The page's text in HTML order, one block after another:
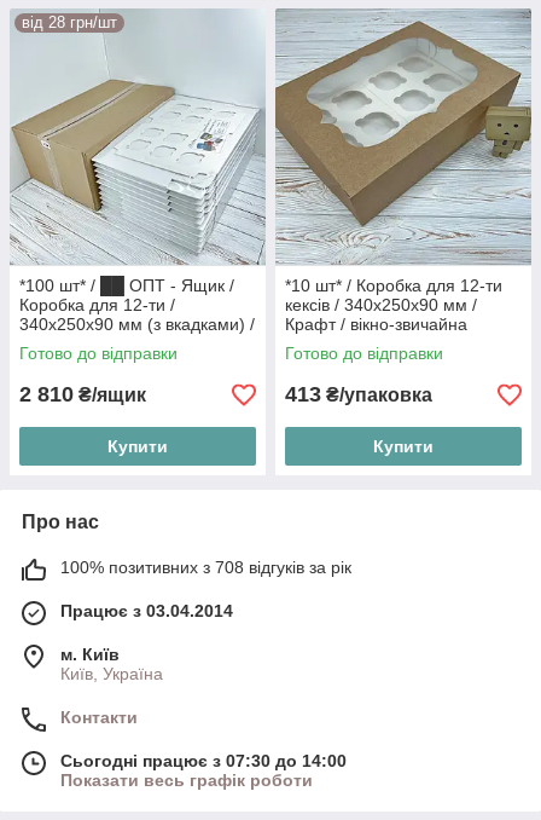
від 28 грн/шт
*100 шт* / ██ ОПТ - Ящик /
Коробка для 12-ти /
340х250х90 мм (з вкадками) /
Біла / вікно-звичайний - к835
Готово до відправки
2 810 ₴/ящик
Купити
*10 шт* / Коробка для 12-ти
кексів / 340х250х90 мм /
Крафт / вікно-звичайна
Готово до відправки
413 ₴/упаковка
Купити
Про нас
100% позитивних з 708 відгуків за рік
Працює з 03.04.2014
м. Київ
Київ, Україна
Контакти
Сьогодні працює з 07:30 до 14:00
Показати весь графік роботи